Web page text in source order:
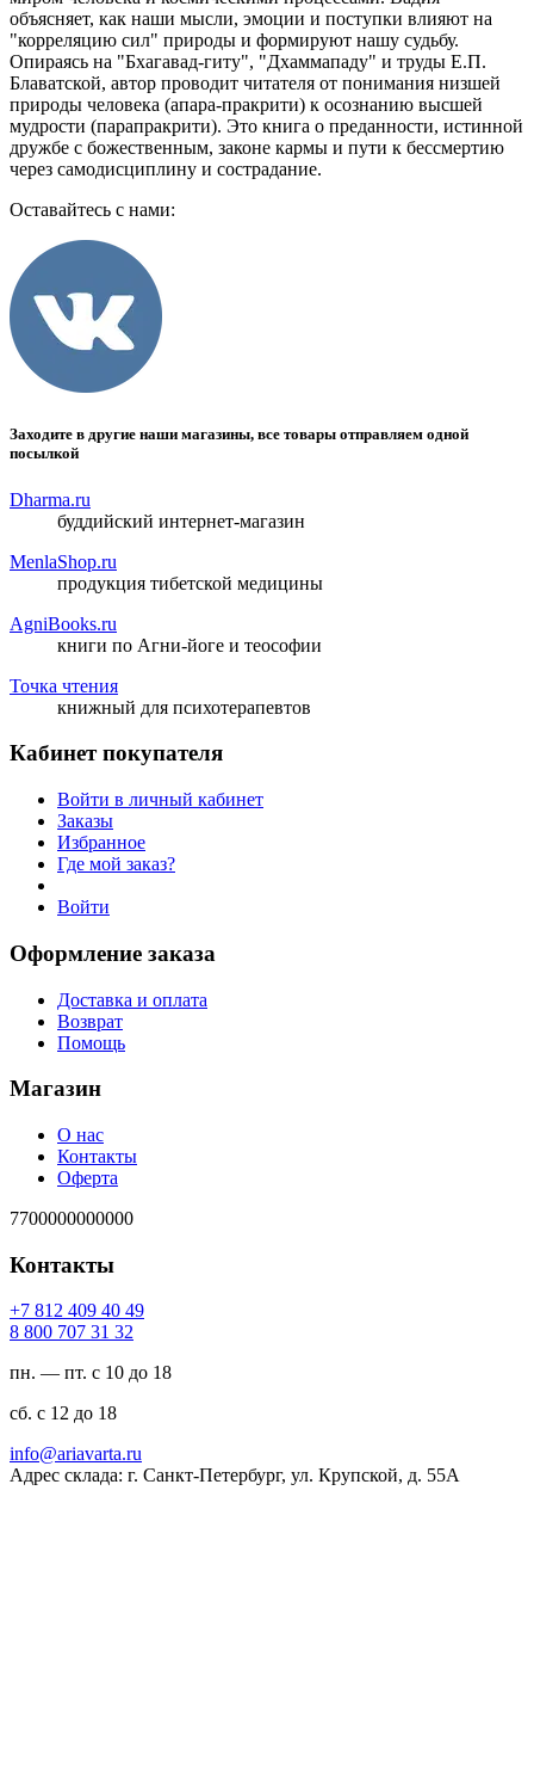
объясняет, как наши мысли, эмоции и поступки влияют на
"корреляцию сил" природы и формируют нашу судьбу.
Опираясь на "Бхагавад-гиту", "Дхаммападу" и труды Е.П.
Блаватской, автор проводит читателя от понимания низшей
природы человека (апара-пракрити) к осознанию высшей
мудрости (парапракрити). Это книга о преданности, истинной
дружбе с божественным, законе кармы и пути к бессмертию
через самодисциплину и сострадание.
Оставайтесь с нами:
Заходите в другие наши магазины, все товары отправляем одной
посылкой
Dharma.ru
буддийский интернет-магазин
MenlaShop.ru
продукция тибетской медицины
AgniBooks.ru
книги по Агни-йоге и теософии
Точка чтения
книжный для психотерапевтов
Кабинет покупателя
Войти в личный кабинет
Заказы
Избранное
Где мой заказ?
Войти
Оформление заказа
Доставка и оплата
Возврат
Помощь
Магазин
О нас
Контакты
Оферта
7700000000000
Контакты
94 04 904 218 7+
23 13 707 008 8
пн. — пт. с 10 до 18
сб. с 12 до 18
ur.atravaira@ofni
Адрес склада: г. Санкт-Петербург, ул. Крупской, д. 55А